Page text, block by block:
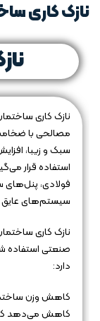
نازک کاری
نازک کاری
مصالحی با
سبک و زیبا،
استفاده قرار
فولادی،
سیستم‌های عایق
نازک کاری
صنعتی استفاده
دارد:
کاهش وزن
کاهش می‌دهد که